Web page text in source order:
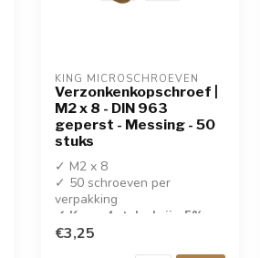
KING MICROSCHROEVEN
Verzonkenkopschroef |
M2 x 8 - DIN 963
geperst - Messing - 50
stuks
✓ M2 x 8
✓ 50 schroeven per
verpakking
✓ Koop 4 stuks krijg 5%
korting!
€3,25